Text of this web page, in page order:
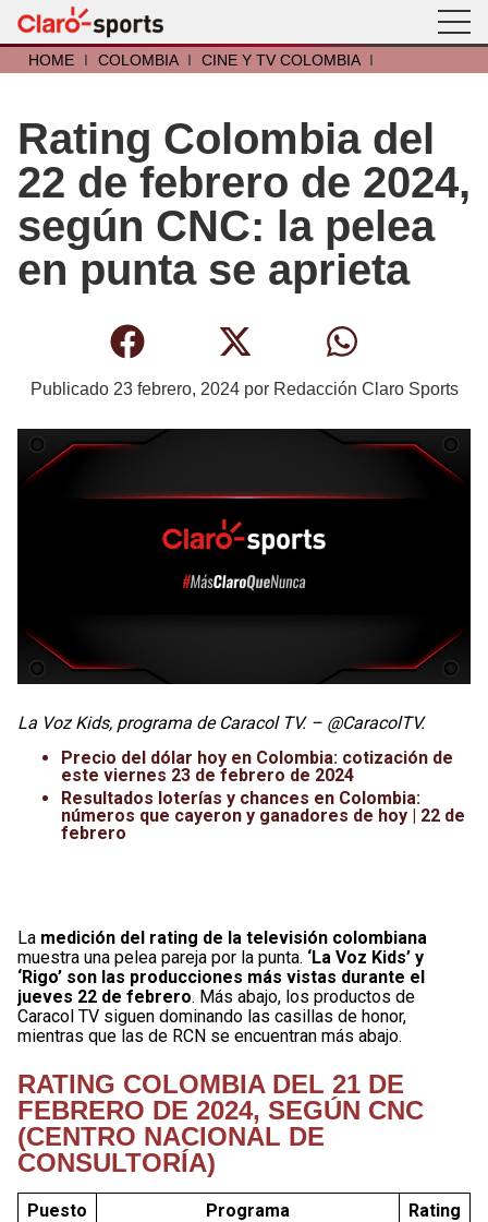
HOME I COLOMBIA I CINE Y TV COLOMBIA I
Rating Colombia del
22 de febrero de 2024,
según CNC: la pelea
en punta se aprieta
Publicado 23 febrero, 2024por Redacción Claro Sports
La Voz Kids, programa de Caracol TV. – @CaracolTV.
Precio del dólar hoy en Colombia: cotización de
este viernes 23 de febrero de 2024
Resultados loterías y chances en Colombia:
números que cayeron y ganadores de hoy | 22 de
febrero
La medición del rating de la televisión colombiana
muestra una pelea pareja por la punta. ‘La Voz Kids’ y
‘Rigo’ son las producciones más vistas durante el
jueves 22 de febrero. Más abajo, los productos de
Caracol TV siguen dominando las casillas de honor,
mientras que las de RCN se encuentran más abajo.
RATING COLOMBIA DEL 21 DE
FEBRERO DE 2024, SEGÚN CNC
(CENTRO NACIONAL DE
CONSULTORÍA)
Puesto Programa
Rating